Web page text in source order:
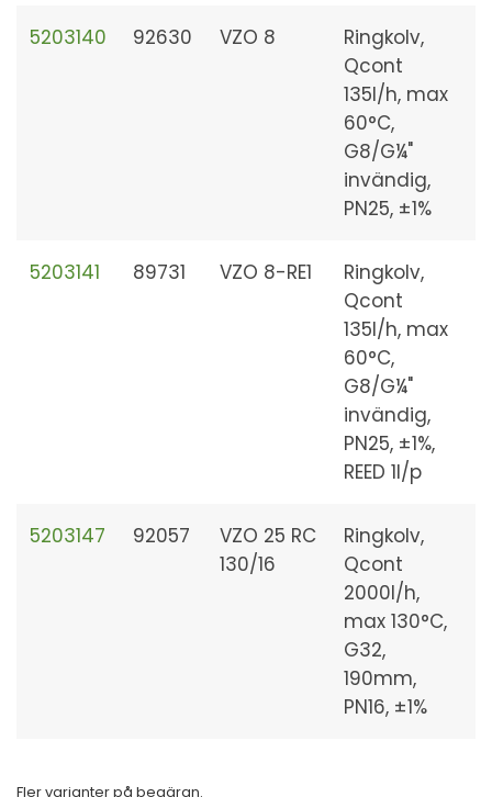
5203140 92630 VZO 8
Ringkolv,
Qcont
135l/h, max
60°C,
G8/G¼"
invändig,
PN25, ±1%
5203141 89731 VZO 8-RE1
Ringkolv,
Qcont
135l/h, max
60°C,
G8/G¼"
invändig,
PN25, ±1%,
REED 1l/p
5203147 92057
VZO 25 RC
130/16
Ringkolv,
Qcont
2000l/h,
max 130°C,
G32,
190mm,
PN16, ±1%
Fler varianter på begäran.